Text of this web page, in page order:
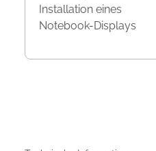
Installation eines
Notebook-Displays